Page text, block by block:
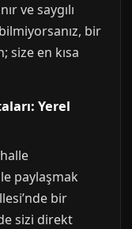
ve saygılı
bir
size en kısa
Yerel
paylaşmak
bir
sizi direkt